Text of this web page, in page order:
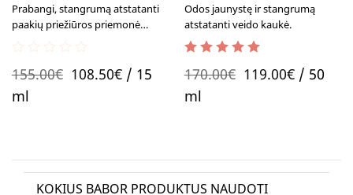
Prabangi, stangrumą atstatanti
paakių priežiūros priemonė
out
5
155.00€ Original
108.50€Current
/ 15
ml
Odos jaunystę ir stangrumą
atstatanti veido kaukė.
170.00€ Original
119.00€Current
/ 50
ml
KOKIUS BABOR PRODUKTUS NAUDOTI